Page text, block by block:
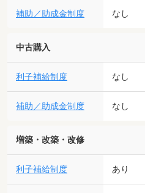
補助／助成金制度 なし
中古購入
利子補給制度 なし
補助／助成金制度 なし
増築・改築・改修
利子補給制度 あり